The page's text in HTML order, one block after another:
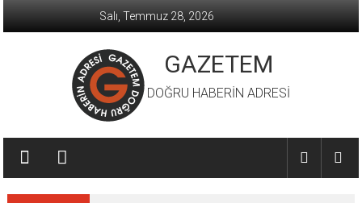
Salı, Temmuz 28, 2026
GAZETEM
DOĞRU HABERİN ADRESİ